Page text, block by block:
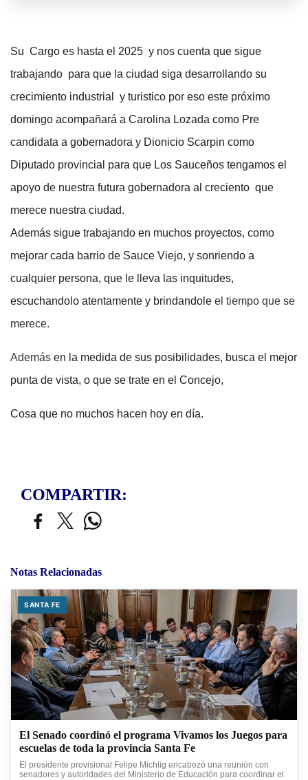
Su Cargo es hasta el 2025 y nos cuenta que sigue
trabajando para que la ciudad siga desarrollando su
crecimiento industrial y turistico por eso este próximo
domingo acompañará a Carolina Lozada como Pre
candidata a gobernadora y Dionicio Scarpin como
Diputado provincial para que Los Sauceños tengamos el
apoyo de nuestra futura gobernadora al creciento que
merece nuestra ciudad.
Además sigue trabajando en muchos proyectos, como
mejorar cada barrio de Sauce Viejo, y sonriendo a
cualquier persona, que le lleva las inquitudes,
escuchandolo atentamente y brindandole el tiempo que se
merece.
Además en la medida de sus posibilidades, busca el mejor
punta de vista, o que se trate en el Concejo,
Cosa que no muchos hacen hoy en día.
COMPARTIR:
Notas Relacionadas
SANTA FE
El Senado coordinó el programa Vivamos los Juegos para
escuelas de toda la provincia Santa Fe
El presidente provisional Felipe Michlig encabezó una reunión con
senadores y autoridades del Ministerio de Educación para coordinar el